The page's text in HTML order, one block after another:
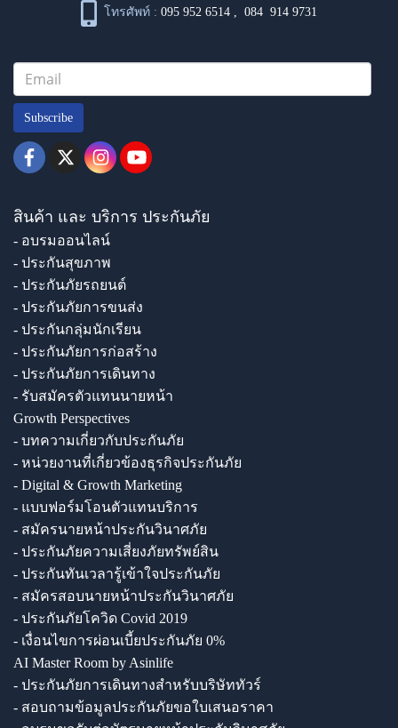
โทรศัพท์ : 095 952 6514 ,084 914 9731
Subscribe
สินค้า และ บริการ ประกันภัย
- อบรมออนไลน์
- ประกันสุขภาพ
- ประกันภัยรถยนต์
- ประกันภัยการขนส่ง
- ประกันกลุ่มนักเรียน
- ประกันภัยการก่อสร้าง
- ประกันภัยการเดินทาง
- รับสมัครตัวแทนนายหน้า
Growth Perspectives
- บทความเกี่ยวกับประกันภัย
- หน่วยงานที่เกี่ยวข้องธุรกิจประกันภัย
- Digital & Growth Marketing
- แบบฟอร์มโอนตัวแทนบริการ
- สมัครนายหน้าประกันวินาศภัย
- ประกันภัยความเสี่ยงภัยทรัพย์สิน
- ประกันทันเวลารู้เข้าใจประกันภัย
- สมัครสอบนายหน้าประกันวินาศภัย
- ประกันภัยโควิด Covid 2019
- เงื่อนไขการผ่อนเบี้ยประกันภัย 0%
AI Master Room by Asinlife
- ประกันภัยการเดินทางสำหรับบริษัททัวร์
- สอบถามข้อมูลประกันภัยขอใบเสนอราคา